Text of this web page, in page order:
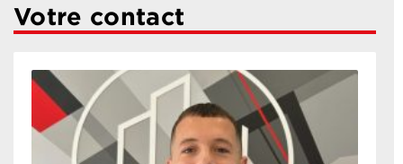
Votre contact